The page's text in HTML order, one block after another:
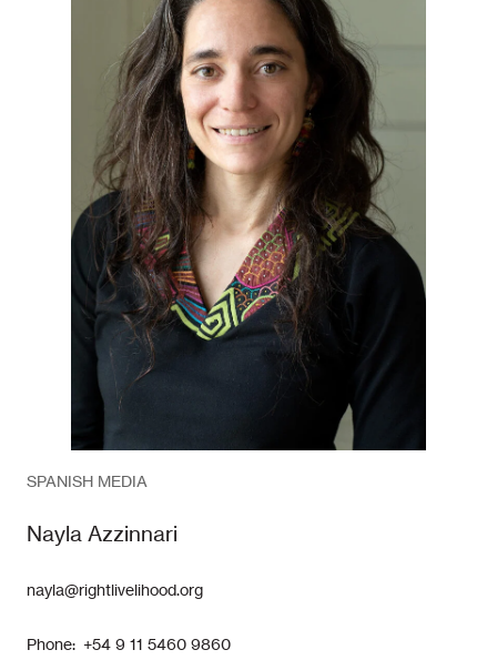
SPANISH MEDIA
Nayla Azzinnari
nayla@rightlivelihood.org
Phone: +54 9 11 5460 9860